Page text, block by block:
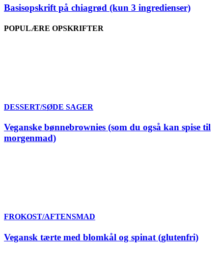
Basisopskrift på chiagrød (kun 3 ingredienser)
POPULÆRE OPSKRIFTER
DESSERT/SØDE SAGER
Veganske bønnebrownies (som du også kan spise til
morgenmad)
FROKOST/AFTENSMAD
Vegansk tærte med blomkål og spinat (glutenfri)